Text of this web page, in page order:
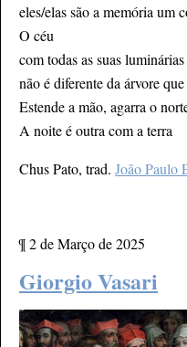
eles/elas são a memória um
O céu
com todas as suas
não é diferente da árvore
Estende a mão, agarra o
A noite é outra com a terra
Chus Pato, trad. João Paulo
¶2 de Março de 2025
Giorgio Vasari